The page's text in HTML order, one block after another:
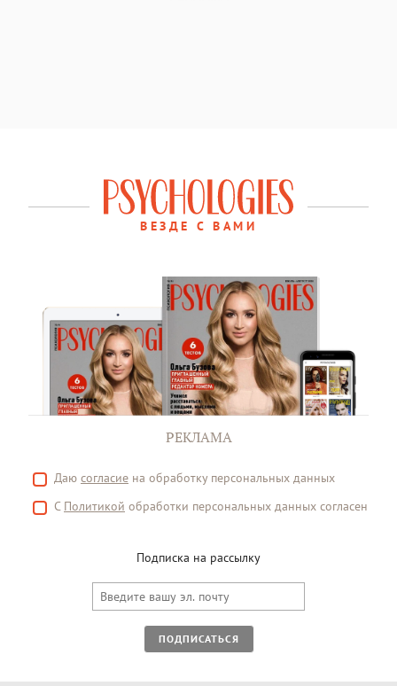
ВЕЗДЕ С ВАМИ
РЕКЛАМА
Даю согласие на обработку персональных данных
С Политикой обработки персональных данных согласен
Подписка на рассылку
ПОДПИСАТЬСЯ